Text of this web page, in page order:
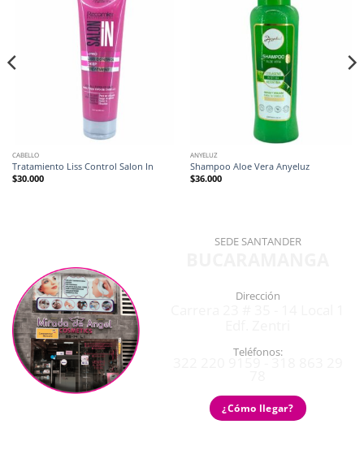
CABELLO
Tratamiento Liss Control Salon In
$30.000
ANYELUZ
Shampoo Aloe Vera Anyeluz
$36.000
SEDE SANTANDER
Dirección
Teléfonos:
¿Cómo llegar?